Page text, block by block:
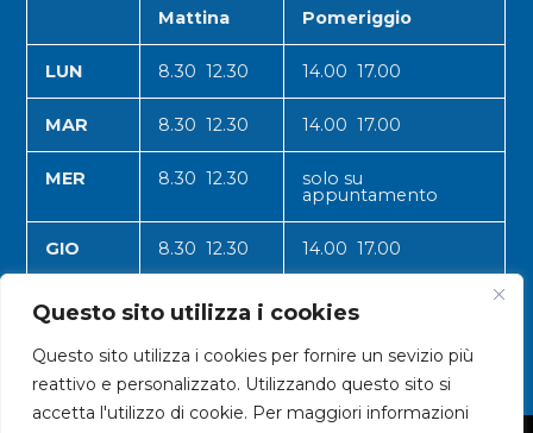
Questo sito utilizza i cookies
Questo sito utilizza i cookies per fornire un sevizio più
reattivo e personalizzato. Utilizzando questo sito si
accetta l'utilizzo di cookie. Per maggiori informazioni
Mattina Pomeriggio
LUN 8.30 12.30 14.00 17.00
MAR 8.30 12.30 14.00 17.00
MER 8.30 12.30 solo su
appuntamento
GIO 8.30 12.30 14.00 17.00
VEN 8.30 12.30 14.00 17.00